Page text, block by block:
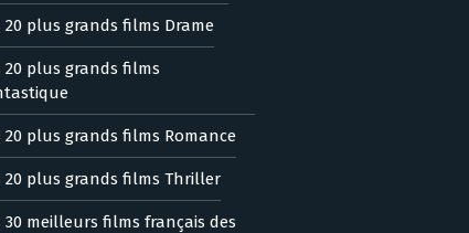
20 plus grands films Drame
20 plus grands films
20 plus grands films Romance
20 plus grands films Thriller
30 meilleurs films français des